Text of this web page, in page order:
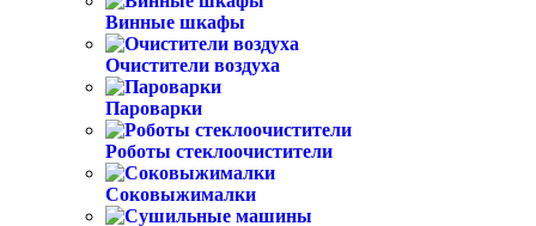
Винные шкафы
Очистители воздуха
Пароварки
Роботы стеклоочистители
Соковыжималки